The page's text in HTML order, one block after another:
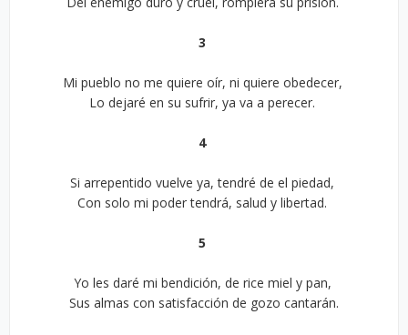
3
Mi pueblo no me quiere oír, ni quiere obedecer,
Lo dejaré en su sufrir, ya va a perecer.
4
Si arrepentido vuelve ya, tendré de el piedad,
Con solo mi poder tendrá, salud y libertad.
5
Yo les daré mi bendición, de rice miel y pan,
Sus almas con satisfacción de gozo cantarán.